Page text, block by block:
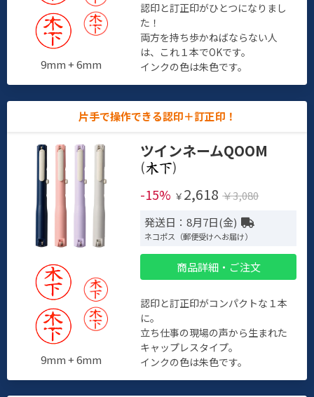
9mm + 6mm
認印と訂正印がひとつになりまし
た！
両方を持ち歩かねばならない人
は、これ１本でOKです。
インクの色は朱色です。
片手で操作できる認印＋訂正印！
9mm + 6mm
ツインネームQOOM
(
)
-15% ￥ 2,618 ￥3,080
発送日：8月7日(金)
ネコポス（郵便受けへお届け）
商品詳細・ご注文
認印と訂正印がコンパクトな１本
に。
立ち仕事の現場の声から生まれた
キャップレスタイプ。
インクの色は朱色です。